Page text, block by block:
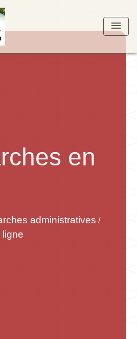
menu
en
administratives /
ligne